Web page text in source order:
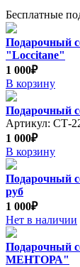
Бесплатные
Подарочный
"Loccitane"
1 000₽
В корзину
Подарочный
Артикул: СТ-
1 000₽
В корзину
Подарочный
руб
1 000₽
Нет в наличии
Подарочный
МЕНТОРА"